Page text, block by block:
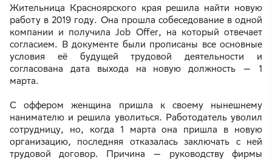
Жительница Красноярского края решила найти новую
работу в 2019 году. Она прошла собеседование в одной
компании и получила Job Offer, на который отвечает
согласием. В документе были прописаны все основные
условия её будущей трудовой деятельности и
согласована дата выхода на новую должность — 1
марта.
С оффером женщина пришла к своему нынешнему
нанимателю и решила уволиться. Работодатель уволил
сотрудницу, но, когда 1 марта она пришла в новую
организацию, последняя отказалась заключать с ней
трудовой договор. Причина — руководству фирмы